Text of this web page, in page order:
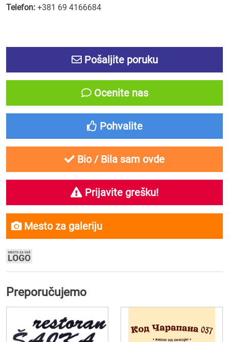
Telefon: +381 69 4166684
Pošaljite poruku
Ocenite nas
Pohvalite
Bio / Bila sam ovde
Prijavite grešku!
Mesto za galeriju
Preporučujemo